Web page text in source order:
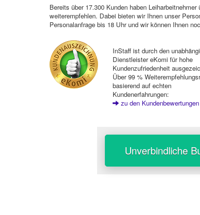
Bereits über 17.300 Kunden haben
weiterempfehlen. Dabei bieten wir Ihnen unser
Personalanfrage bis 18 Uhr und wir können Ihnen
InStaff ist durch den
Dienstleister eKomi für hohe
Kundenzufriedenheit
Über 99 %
basierend auf echten
Kundenerfahrungen:
zu den Kundenbewertungen
Unverbindliche